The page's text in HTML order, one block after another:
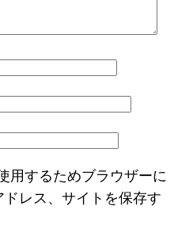
用するためブラウザーに
レス、サイトを保存す